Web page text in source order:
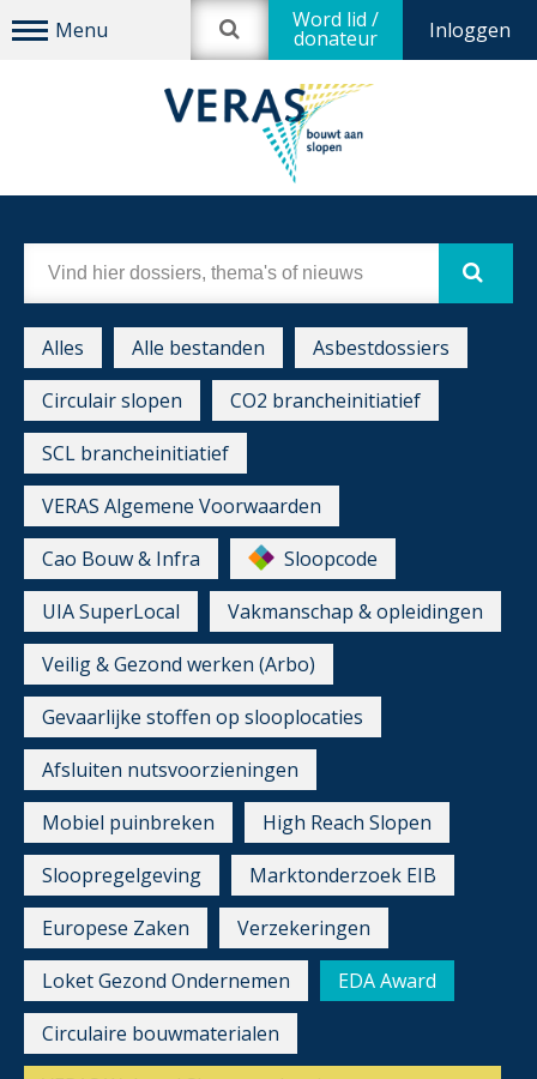
Inloggen
Word lid /
donateur
Alles Alle bestanden
Asbestdossiers
Circulair slopen
CO2 brancheinitiatief
SCL brancheinitiatief
VERAS Algemene Voorwaarden
Cao Bouw & Infra
Sloopcode
UIA SuperLocal
Vakmanschap & opleidingen
Veilig & Gezond werken (Arbo)
Gevaarlijke stoffen op slooplocaties
Afsluiten nutsvoorzieningen
Mobiel puinbreken
High Reach Slopen
Sloopregelgeving
Marktonderzoek EIB
Europese Zaken
Verzekeringen
Loket Gezond Ondernemen
EDA Award
Circulaire bouwmaterialen